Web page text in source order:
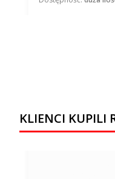
KLIENCI KUPILI